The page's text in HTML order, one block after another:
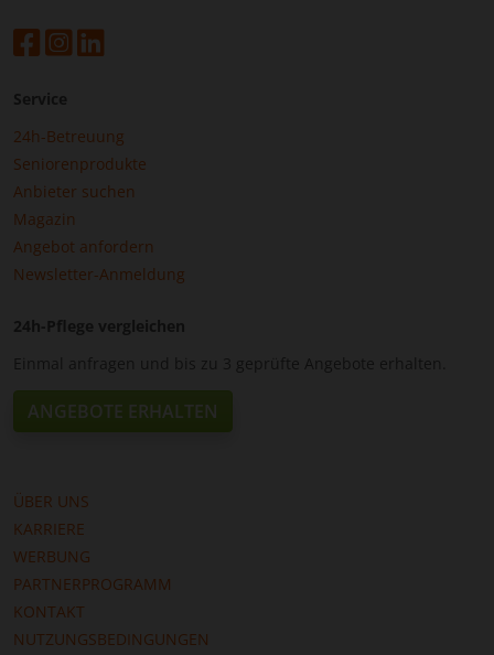
Service
24h-Betreuung
Seniorenprodukte
Anbieter suchen
Magazin
Angebot anfordern
Newsletter-Anmeldung
24h-Pflege vergleichen
Einmal anfragen und bis zu 3 geprüfte Angebote erhalten.
ANGEBOTE ERHALTEN
ÜBER UNS
KARRIERE
WERBUNG
PARTNERPROGRAMM
KONTAKT
NUTZUNGSBEDINGUNGEN